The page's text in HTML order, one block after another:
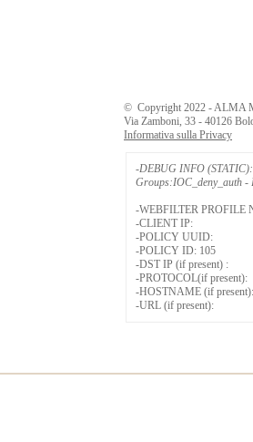
© Copyright 2022 - ALMA
Via Zamboni, 33 - 40126
Informativa sulla Privacy
-DEBUG INFO (STATIC):
Groups:IOC_deny_auth -
-WEBFILTER PROFILE
-CLIENT IP:
-POLICY UUID:
-POLICY ID: 105
-DST IP (if present) :
-PROTOCOL(if present):
-HOSTNAME (if present):
-URL (if present):